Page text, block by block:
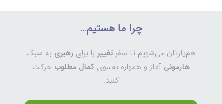
چرا ما هستیم…
هم‌یارتان می‌شویم تا سفر تغییر را برای رهبری به سبک
هارمونی آغاز و همواره به‌سوی کمال مطلوب حرکت
کنید.